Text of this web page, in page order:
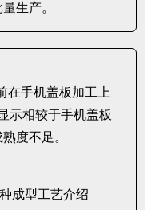
生产。
在手机盖板加工上
示相较于手机盖板
度不足。